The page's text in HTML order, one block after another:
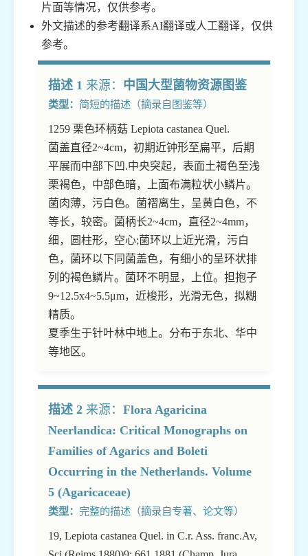
片面等情况，仅供参考。
外文描述的参考翻译系AI翻译或人工翻译，仅供
参考。
描述 1 来源： 中国大型菌物资源图鉴
类型： 简短的描述（摘录自图鉴等）
1259 栗色环柄菇 Lepiota castanea Quel.
菌盖直径2~4cm，初期近钟形至扁平，后期
平展而中部下凹.中央突起，表面土褐色至浅
栗褐色，中部色暗，上面布满粒状小鳞片。
菌肉薄，污白色。菌褶离生，呈黄白色，不
等长，较密。菌柄长2~4cm，直径2~4mm，
细，圆柱形，空心;菌环以上近光滑，污白
色，菌环以下同菌盖色，有细小的呈环状排
列的褐色鳞片。菌环不明显，上位。担抱子
9~12.5x4~5.5μm，近梭形，光滑无色，拟糊
精质。
夏季生于针叶林中地上。分布于东北、华中
等地区。
描述 2 来源： Flora Agaricina
Neerlandica: Critical Monographs on
Families of Agarics and Boleti
Occurring in the Netherlands. Volume
5 (Agaricaceae)
类型： 完整的描述（摘录自专著、论文等）
19, Lepiota castanea Quel. in C.r. Ass. franc.Av,